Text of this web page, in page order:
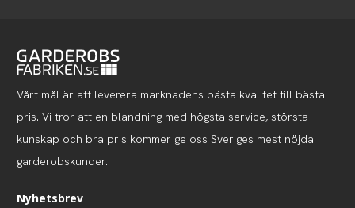
Vårt mål är att leverera marknadens bästa kvalitet till bästa
pris. Vi tror att en blandning med högsta service, största
kunskap och bra pris kommer ge oss Sveriges mest nöjda
garderobskunder.
Nyhetsbrev